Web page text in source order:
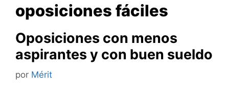
oposiciones fáciles
Oposiciones con menos
aspirantes y con buen sueldo
por Mérit